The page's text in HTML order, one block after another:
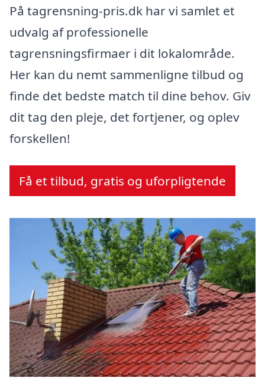
På tagrensning-pris.dk har vi samlet et
udvalg af professionelle
tagrensningsfirmaer i dit lokalområde.
Her kan du nemt sammenligne tilbud og
finde det bedste match til dine behov. Giv
dit tag den pleje, det fortjener, og oplev
forskellen!
Få et tilbud, gratis og uforpligtende